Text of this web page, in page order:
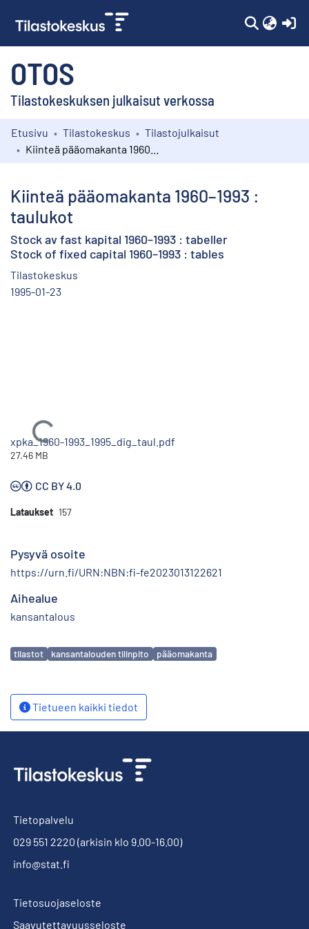
OTOS
Tilastokeskuksen julkaisut verkossa
Kokoelmat
Etusivu Tilastokeskus
Tilastojulkaisut
Kiinteä pääomakanta 1960–1993 :
taulukot
Stock av fast kapital 1960–1993 : tabeller
Stock of fixed capital 1960–1993 : tables
Tilastokeskus
1995-01-23
Ladataan...
xpka_1960-1993_1995_dig_taul.pdf
27.46 MB
CC BY 4.0
Lataukset 157
Pysyvä osoite
https://urn.fi/URN:NBN:fi-fe2023013122621
Aihealue
kansantalous
Avainsanat
tilastot kansantalouden tilinpito pääomakanta
Tietueen kaikki tiedot
Tietopalvelu
029 551 2220 (arkisin klo 9.00-16.00)
info@stat.fi
Tietosuojaseloste
Saavutettavuusseloste